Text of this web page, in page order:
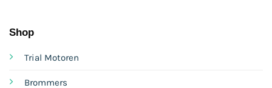
Shop
Trial Motoren
Brommers